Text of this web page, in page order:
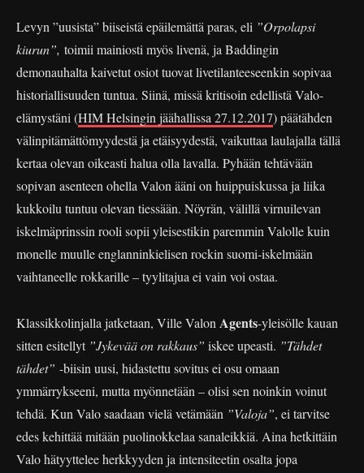
Levyn ”uusista” biiseistä epäilemättä paras, eli ”Orpolapsi
kiurun”, toimii mainiosti myös livenä, ja Baddingin
demonauhalta kaivetut osiot tuovat livetilanteeseenkin sopivaa
historiallisuuden tuntua. Siinä, missä kritisoin edellistä Valo-
elämystäni (HIM Helsingin jäähallissa 27.12.2017) päätähden
välinpitämättömyydestä ja etäisyydestä, vaikuttaa laulajalla tällä
kertaa olevan oikeasti halua olla lavalla. Pyhään tehtävään
sopivan asenteen ohella Valon ääni on huippuiskussa ja liika
kukkoilu tuntuu olevan tiessään. Nöyrän, välillä virnuilevan
iskelmäprinssin rooli sopii yleisestikin paremmin Valolle kuin
monelle muulle englanninkielisen rockin suomi-iskelmään
vaihtaneelle rokkarille – tyylitajua ei vain voi ostaa.
Klassikkolinjalla jatketaan, Ville Valon Agents-yleisölle kauan
sitten esitellyt ”Jykevää on rakkaus” iskee upeasti. ”Tähdet
tähdet” -biisin uusi, hidastettu sovitus ei osu omaan
ymmärrykseeni, mutta myönnetään – olisi sen noinkin voinut
tehdä. Kun Valo saadaan vielä vetämään ”Valoja”, ei tarvitse
edes kehittää mitään puolinokkelaa sanaleikkiä. Aina hetkittäin
Valo hätyyttelee herkkyyden ja intensiteetin osalta jopa